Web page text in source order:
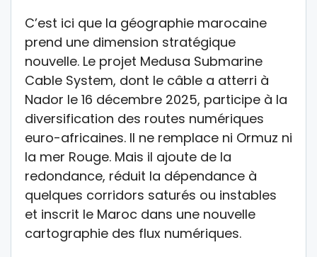
C’est ici que la géographie marocaine
prend une dimension stratégique
nouvelle. Le projet Medusa Submarine
Cable System, dont le câble a atterri à
Nador le 16 décembre 2025, participe à la
diversification des routes numériques
euro-africaines. Il ne remplace ni Ormuz ni
la mer Rouge. Mais il ajoute de la
redondance, réduit la dépendance à
quelques corridors saturés ou instables
et inscrit le Maroc dans une nouvelle
cartographie des flux numériques.